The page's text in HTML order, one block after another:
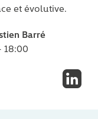
et évolutive.
Barré
18:00